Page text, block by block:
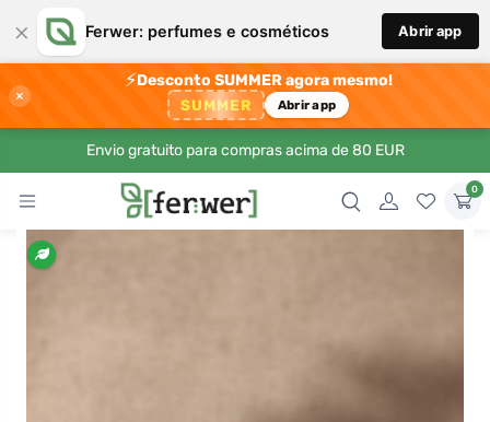
× Ferwer: perfumes e cosméticos Abrir app
×
⚡Desconto SUMMER agora mesmo!
SUMMER Abrir app
Envio gratuito para compras acima de 80 EUR
0